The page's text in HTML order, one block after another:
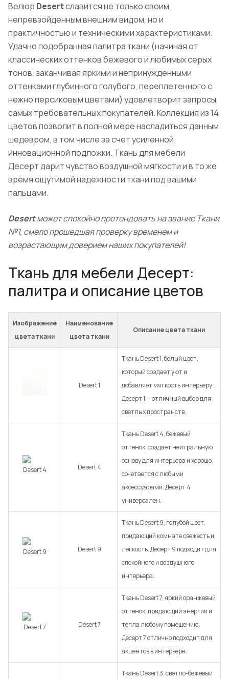
Велюр Desertславится не только своим
непревзойденным внешним видом, но и
практичностью и техническими характеристиками.
Удачно подобранная палитра ткани (начиная от
классических оттенков бежевого и любимых серых
тонов, заканчивая яркими и непринужденными
оттенками глубинного голубого, переплетенного с
нежно персиковым цветами) удовлетворит запросы
самых требовательных покупателей. Коллекция из 14
цветов позволит в полной мере насладиться данным
шедевром, в том числе за счет усиленной
инновационной подложки. Ткань для мебели
Десерт дарит чувство воздушной мягкости и в то же
время ощутимой надежности ткани под вашими
пальцами.
Desertможет спокойно претендовать на звание Ткани
№1, смело прошедшая проверку временем и
возрастающим доверием наших покупателей!
Ткань для мебели Десерт:
палитра и описание цветов
Изображение
цвета ткани
Наименование
цвета ткани
Описание цвета ткани
Desert 1
Ткань Desert 1, белый цвет,
который создает уют и
добавляет мягкость интерьеру.
Десерт 1 — отличный выбор для
светлых пространств.
Desert 4
Ткань Desert 4, бежевый
оттенок, создает нейтральную
основу для интерьера и хорошо
сочетается с любыми
аксессуарами. Десерт 4
универсален.
Desert 9
Ткань Desert 9, голубой цвет,
придающий комнате свежесть и
легкость. Десерт 9 подходит для
спокойного и воздушного
интерьера.
Desert 7
Ткань Desert 7, яркий оранжевый
оттенок, придающий энергии и
тепла любому помещению.
Десерт 7 отлично подходит для
акцентов в интерьере.
Ткань Desert 3, светло-бежевый